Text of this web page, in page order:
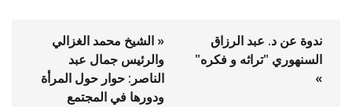
« الشيخ محمد الغزالي
والرئيس جمال عبد
الناصر: حوار حول المرأة
ودورها في المجتمع
ندوة عن د. عبد الرزاق
السنهوري "تراثه و فكره"
»